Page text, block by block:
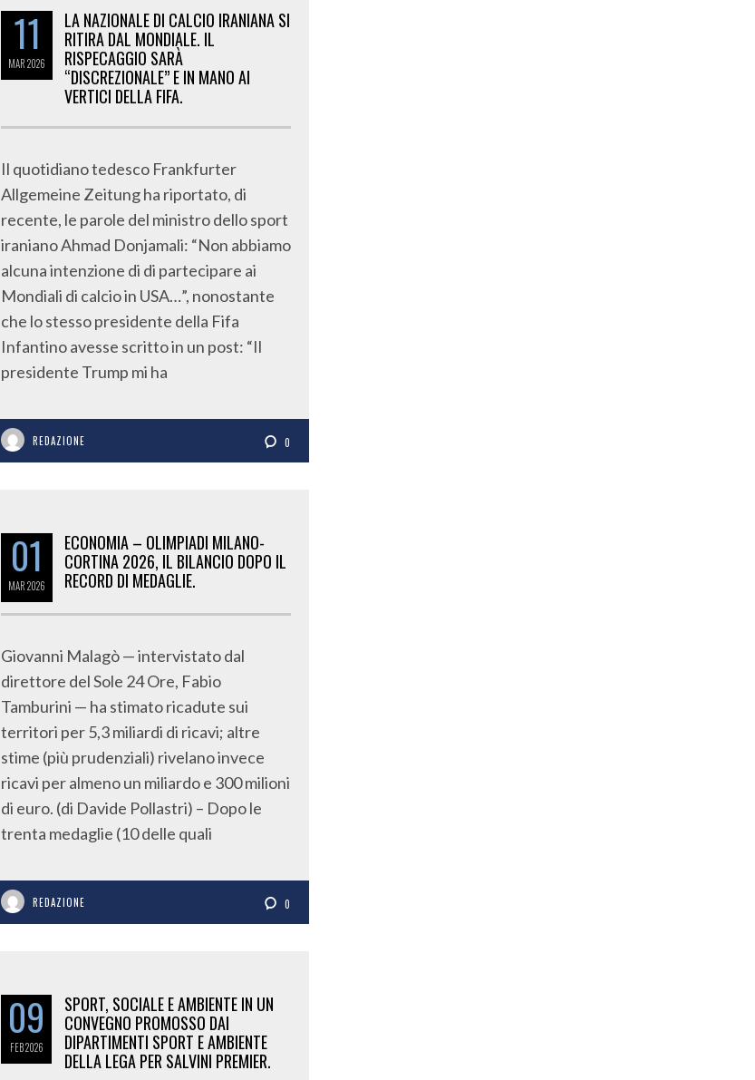
11
MAR2026
LA NAZIONALE DI CALCIO IRANIANA SI
RITIRA DAL MONDIALE. IL
RISPECAGGIO SARÀ
“DISCREZIONALE” E IN MANO AI
VERTICI DELLA FIFA.
Il quotidiano tedesco Frankfurter
Allgemeine Zeitung ha riportato, di
recente, le parole del ministro dello sport
iraniano Ahmad Donjamali: “Non abbiamo
alcuna intenzione di di partecipare ai
Mondiali di calcio in USA…”, nonostante
che lo stesso presidente della Fifa
Infantino avesse scritto in un post: “Il
presidente Trump mi ha
REDAZIONE 0
01
MAR2026
ECONOMIA – OLIMPIADI MILANO-
CORTINA 2026, IL BILANCIO DOPO IL
RECORD DI MEDAGLIE.
Giovanni Malagò — intervistato dal
direttore del Sole 24 Ore, Fabio
Tamburini — ha stimato ricadute sui
territori per 5,3 miliardi di ricavi; altre
stime (più prudenziali) rivelano invece
ricavi per almeno un miliardo e 300 milioni
di euro. (di Davide Pollastri) – Dopo le
trenta medaglie (10 delle quali
REDAZIONE 0
09
FEB2026
SPORT, SOCIALE E AMBIENTE IN UN
CONVEGNO PROMOSSO DAI
DIPARTIMENTI SPORT E AMBIENTE
DELLA LEGA PER SALVINI PREMIER.